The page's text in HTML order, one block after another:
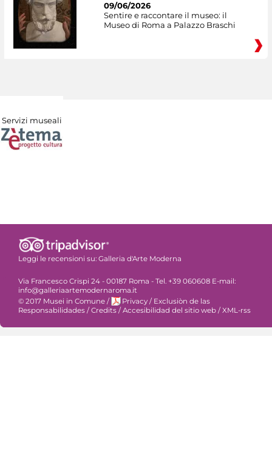
09/06/2026
Sentire e raccontare il museo: il
Museo di Roma a Palazzo Braschi
Servizi museali
Leggi le recensioni su: Galleria d'Arte Moderna
Via Francesco Crispi 24 - 00187 Roma - Tel. +39 060608 E-mail:
info@galleriaartemodernaroma.it
© 2017 Musei in Comune / Privacy / Exclusiòn de las
Responsabilidades / Credits / Accesibilidad del sitio web / XML-rss